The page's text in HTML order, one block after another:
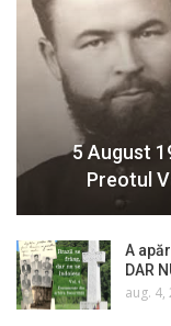
5 August
Preotul
A
DAR
aug. 4,